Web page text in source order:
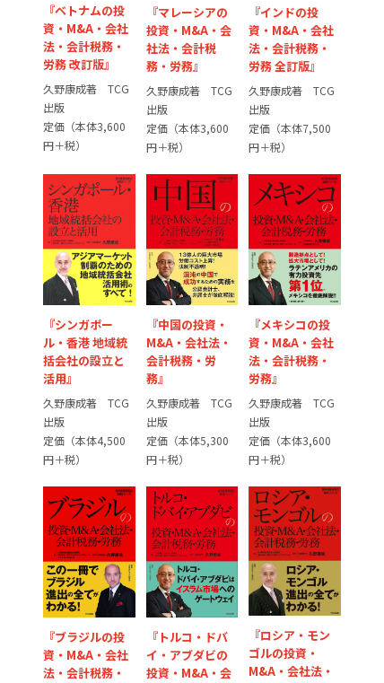
『ベトナムの投
資・M&A・会社
法・会計税務・
労務 改訂版』
久野康成著 TCG
出版
定価（本体3,600
円＋税）
『マレーシアの
投資・M&A・会
社法・会計税
務・労務』
久野康成著 TCG
出版
定価（本体3,600
円＋税）
『インドの投
資・M&A・会社
法・会計税務・
労務 全訂版』
久野康成著 TCG
出版
定価（本体7,500
円＋税）
『シンガポー
ル・香港 地域統
括会社の設立と
活用』
久野康成著 TCG
出版
定価（本体4,500
円＋税）
『中国の投資・
M&A・会社法・
会計税務・労
務』
久野康成著 TCG
出版
定価（本体5,300
円＋税）
『メキシコの投
資・M&A・会社
法・会計税務・
労務』
久野康成著 TCG
出版
定価（本体3,600
円＋税）
『ブラジルの投
資・M&A・会社
法・会計税務・
『トルコ・ドバ
イ・アブダビの
投資・M&A・会
『ロシア・モン
ゴルの投資・
M&A・会社法・